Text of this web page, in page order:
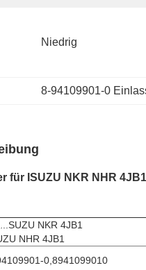
Niedrig
8-94109901-0
für ISUZU NKR NHR
SUZU NKR 4JB1
NHR 4JB1
0,8941099010